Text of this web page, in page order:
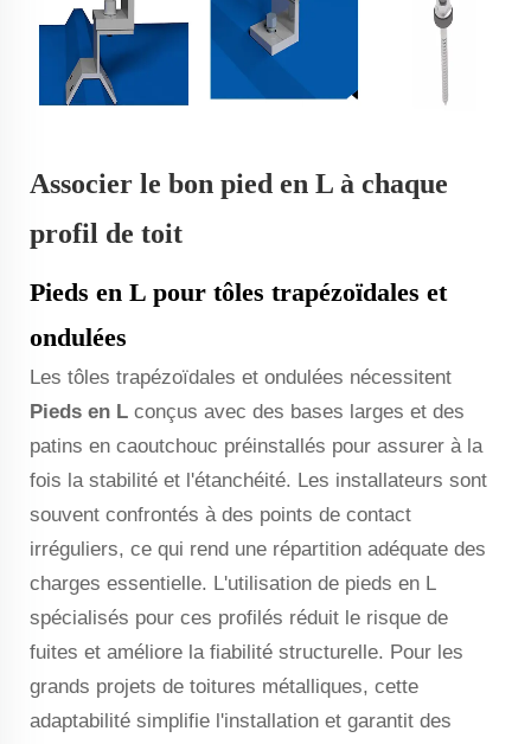
Associer le bon pied en L à chaque
profil de toit
Pieds en L pour tôles trapézoïdales et
ondulées
Les tôles trapézoïdales et ondulées nécessitent
Pieds en L conçus avec des bases larges et des
patins en caoutchouc préinstallés pour assurer à la
fois la stabilité et l'étanchéité. Les installateurs sont
souvent confrontés à des points de contact
irréguliers, ce qui rend une répartition adéquate des
charges essentielle. L'utilisation de pieds en L
spécialisés pour ces profilés réduit le risque de
fuites et améliore la fiabilité structurelle. Pour les
grands projets de toitures métalliques, cette
adaptabilité simplifie l'installation et garantit des